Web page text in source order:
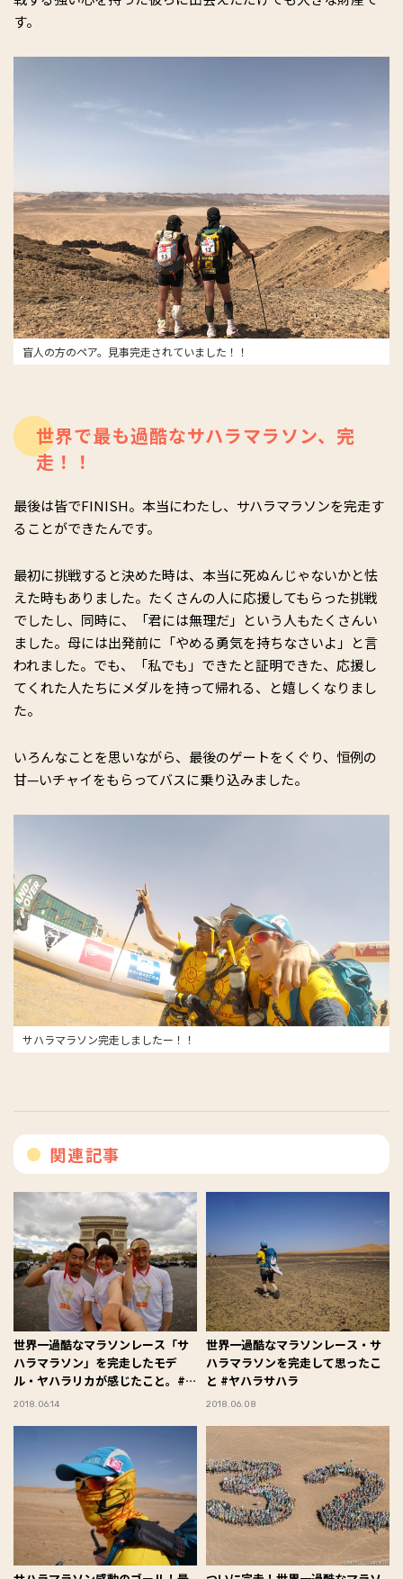
す。
盲人の方のペア。見事完走されていました！！
世界で最も過酷なサハラマラソン、完
走！！
最後は皆でFINISH。本当にわたし、サハラマラソンを完走す
ることができたんです。
最初に挑戦すると決めた時は、本当に死ぬんじゃないかと怯
えた時もありました。たくさんの人に応援してもらった挑戦
でしたし、同時に、「君には無理だ」という人もたくさんい
ました。母には出発前に「やめる勇気を持ちなさいよ」と言
われました。でも、「私でも」できたと証明できた、応援し
てくれた人たちにメダルを持って帰れる、と嬉しくなりまし
た。
いろんなことを思いながら、最後のゲートをくぐり、恒例の
甘—いチャイをもらってバスに乗り込みました。
サハラマラソン完走しましたー！！
関連記事
世界一過酷なマラソンレース「サ
ハラマラソン」を完走したモデ
ル・ヤハラリカが感じたこと。#ヤ
ハラサハラ
2018.06.14
世界一過酷なマラソンレース・サ
ハラマラソンを完走して思ったこ
と #ヤハラサハラ
2018.06.08